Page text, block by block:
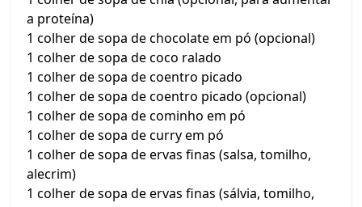
a proteína)
1 colher de sopa de chocolate em pó (opcional)
1 colher de sopa de coco ralado
1 colher de sopa de coentro picado
1 colher de sopa de coentro picado (opcional)
1 colher de sopa de cominho em pó
1 colher de sopa de curry em pó
1 colher de sopa de ervas finas (salsa, tomilho,
alecrim)
1 colher de sopa de ervas finas (sálvia, tomilho,